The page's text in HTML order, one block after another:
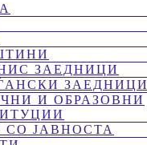
ЗАЕДНИЦИ
ЗАЕДНИЦИ
И ОБРАЗОВНИ
ЈАВНОСТА